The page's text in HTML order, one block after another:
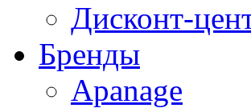
Дисконт-
Бренды
Apanage